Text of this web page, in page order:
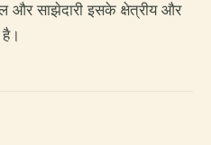
और साझेदारी इसके क्षेत्रीय और